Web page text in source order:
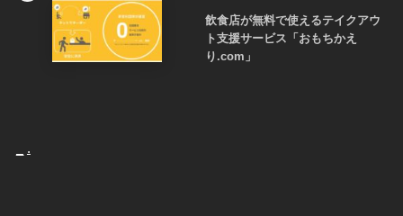
飲食店が無料で使えるテイクアウ
ト支援サービス「おもちかえ
り.com」
.